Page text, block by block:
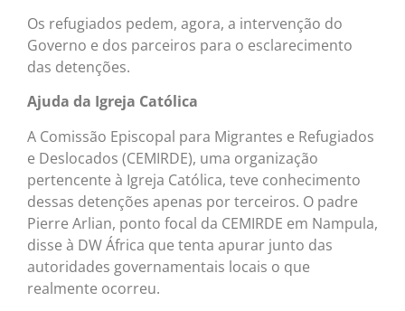
Os refugiados pedem, agora, a intervenção do
Governo e dos parceiros para o esclarecimento
das detenções.
Ajuda da Igreja Católica
A Comissão Episcopal para Migrantes e Refugiados
e Deslocados (CEMIRDE), uma organização
pertencente à Igreja Católica, teve conhecimento
dessas detenções apenas por terceiros. O padre
Pierre Arlian, ponto focal da CEMIRDE em Nampula,
disse à DW África que tenta apurar junto das
autoridades governamentais locais o que
realmente ocorreu.